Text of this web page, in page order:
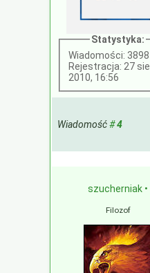
Statystyka:
Wiadomości: 3898
Rejestracja: 27 sie
2010, 16:56
Wiadomość#4
szucherniak •
Filozof